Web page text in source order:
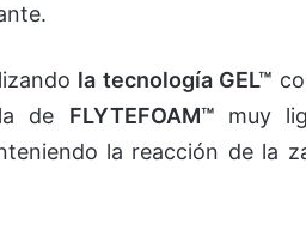
la tecnología GEL™
de FLYTEFOAM™muy
la reacción de la